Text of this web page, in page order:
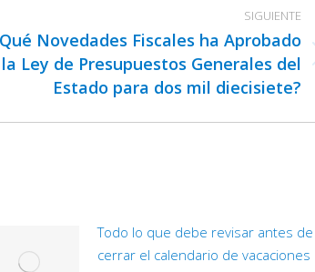
SIGUIENTE
Novedades Fiscales ha Aprobado
la Ley de Presupuestos Generales del
Estado para dos mil diecisiete?
Todo lo que debe revisar antes de cerrar el
calendario de vacaciones de los trabajadores/as